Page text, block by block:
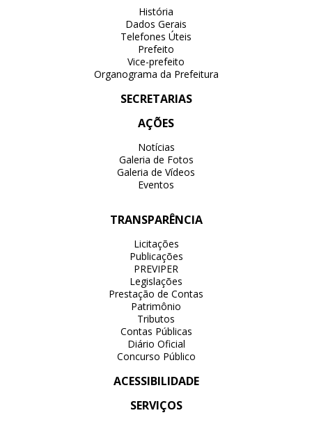
História
Dados Gerais
Telefones Úteis
Prefeito
Vice-prefeito
Organograma da Prefeitura
SECRETARIAS
AÇÕES
Notícias
Galeria de Fotos
Galeria de Vídeos
Eventos
TRANSPARÊNCIA
Licitações
Publicações
PREVIPER
Legislações
Prestação de Contas
Patrimônio
Tributos
Contas Públicas
Diário Oficial
Concurso Público
ACESSIBILIDADE
SERVIÇOS